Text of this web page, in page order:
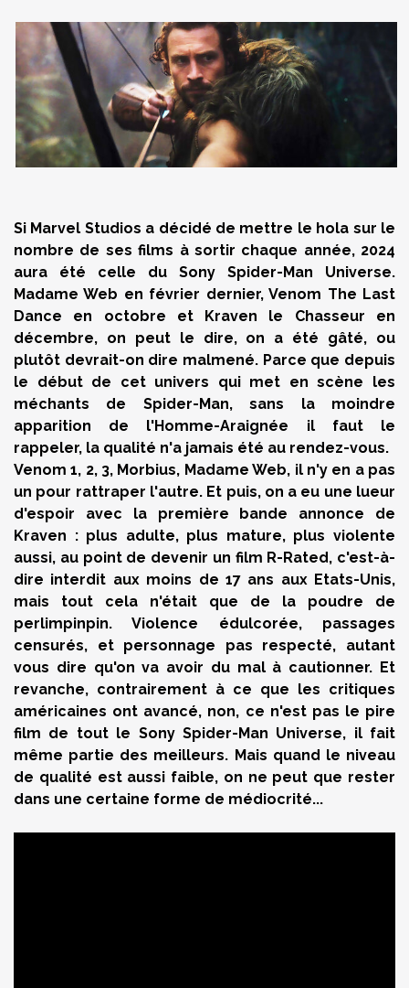
Si Marvel Studios a décidé de mettre le hola sur le
nombre de ses films à sortir chaque année, 2024
aura été celle du Sony Spider-Man Universe.
Madame Web en février dernier, Venom The Last
Dance en octobre et Kraven le Chasseur en
décembre, on peut le dire, on a été gâté, ou
plutôt devrait-on dire malmené. Parce que depuis
le début de cet univers qui met en scène les
méchants de Spider-Man, sans la moindre
apparition de l'Homme-Araignée il faut le
rappeler, la qualité n'a jamais été au rendez-vous.
Venom 1, 2, 3, Morbius, Madame Web, il n'y en a pas
un pour rattraper l'autre. Et puis, on a eu une lueur
d'espoir avec la première bande annonce de
Kraven : plus adulte, plus mature, plus violente
aussi, au point de devenir un film R-Rated, c'est-à-
dire interdit aux moins de 17 ans aux Etats-Unis,
mais tout cela n'était que de la poudre de
perlimpinpin. Violence édulcorée, passages
censurés, et personnage pas respecté, autant
vous dire qu'on va avoir du mal à cautionner. Et
revanche, contrairement à ce que les critiques
américaines ont avancé, non, ce n'est pas le pire
film de tout le Sony Spider-Man Universe, il fait
même partie des meilleurs. Mais quand le niveau
de qualité est aussi faible, on ne peut que rester
dans une certaine forme de médiocrité...